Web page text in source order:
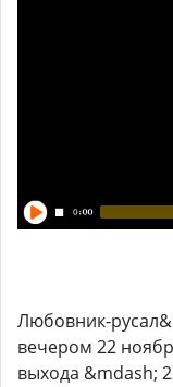
Любовник-
вечером 22
выхода &mdash;